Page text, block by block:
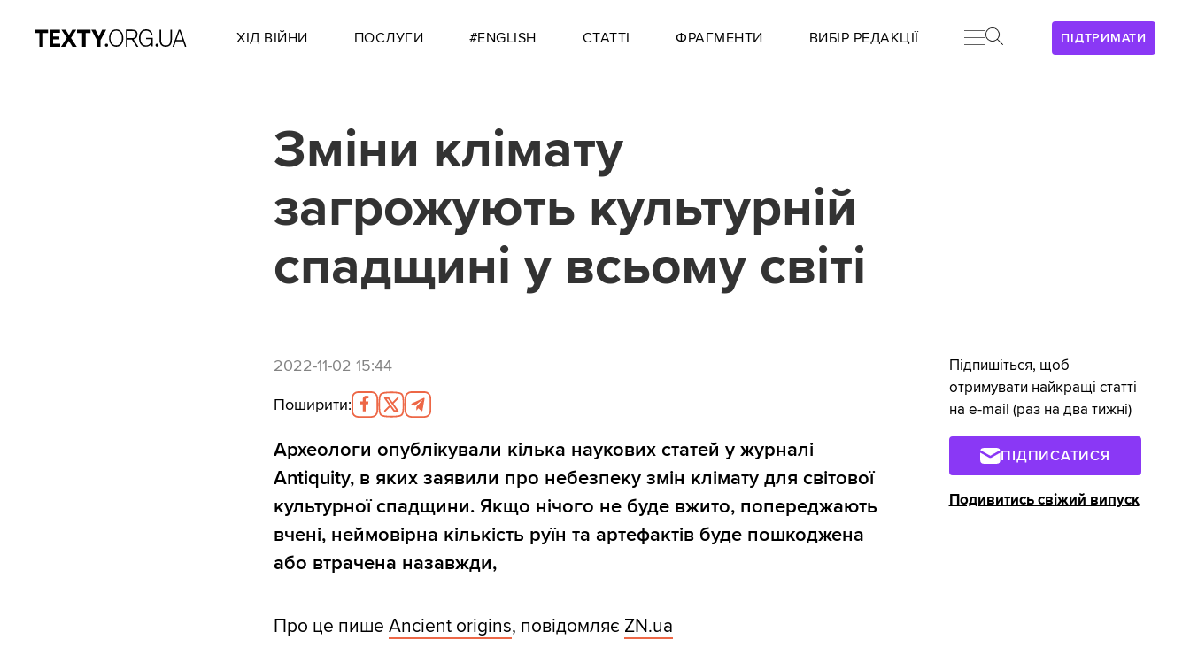
ПІДТРИМАТИ
ХІД ВІЙНИ ПОСЛУГИ #ENGLISH СТАТТІ ФРАГМЕНТИ ВИБІР РЕДАКЦІЇ
Зміни клімату
загрожують культурній
спадщині у всьому світі
2022-11-02 15:44
Поширити:
Археологи опублікували кілька наукових статей у журналі
Antiquity, в яких заявили про небезпеку змін клімату для світової
культурної спадщини. Якщо нічого не буде вжито, попереджають
вчені, неймовірна кількість руїн та артефактів буде пошкоджена
або втрачена назавжди,
Про це пише Ancient origins, повідомляє ZN.ua
Підпишіться, щоб
отримувати найкращі статті
на e-mail (раз на два тижні)
ПІДПИСАТИСЯ
Подивитись свіжий випуск